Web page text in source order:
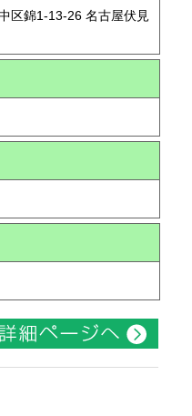
区錦1-13-26 名古屋伏見